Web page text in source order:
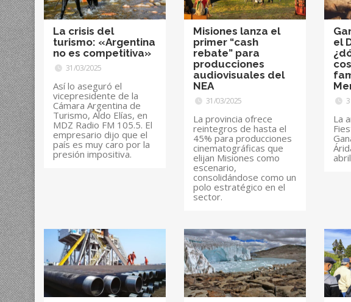
La crisis del
turismo: «Argentina
no es competitiva»
31/03/2025
Así lo aseguró el
vicepresidente de la
Cámara Argentina de
Turismo, Aldo Elías, en
MDZ Radio FM 105.5. El
empresario dijo que el
país es muy caro por la
presión impositiva.
Misiones lanza el
primer “cash
rebate” para
producciones
audiovisuales del
NEA
31/03/2025
La provincia ofrece
reintegros de hasta el
45% para producciones
cinematográficas que
elijan Misiones como
escenario,
consolidándose como un
polo estratégico en el
sector.
el
La